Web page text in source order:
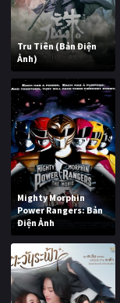
Tru Tiên (Bản Điện
Ảnh)
Mighty Morphin
Power Rangers: Bản
Điện Ảnh